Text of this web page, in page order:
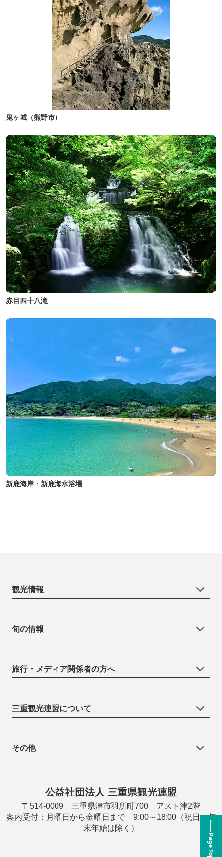
鬼ヶ城（熊野市）
赤目四十八滝
新鹿海岸・新鹿海水浴場
Page Top
観光情報
旬の情報
旅行・メディア関係者の方へ
三重観光連盟について
その他
公益社団法人 三重県観光連盟
〒514-0009 三重県津市羽所町700 アスト津2階
案内受付：月曜日から金曜日まで 9:00～18:00（祝日・年
末年始は除く）